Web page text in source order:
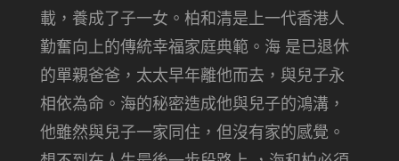
載，養成了子一女。柏和清是上一代香港人
勤奮向上的傳統幸福家庭典範。海 是已退休
的單親爸爸，太太早年離他而去，與兒子永
相依為命。海的秘密造成他與兒子的鴻溝，
他雖然與兒子一家同住，但沒有家的感覺。